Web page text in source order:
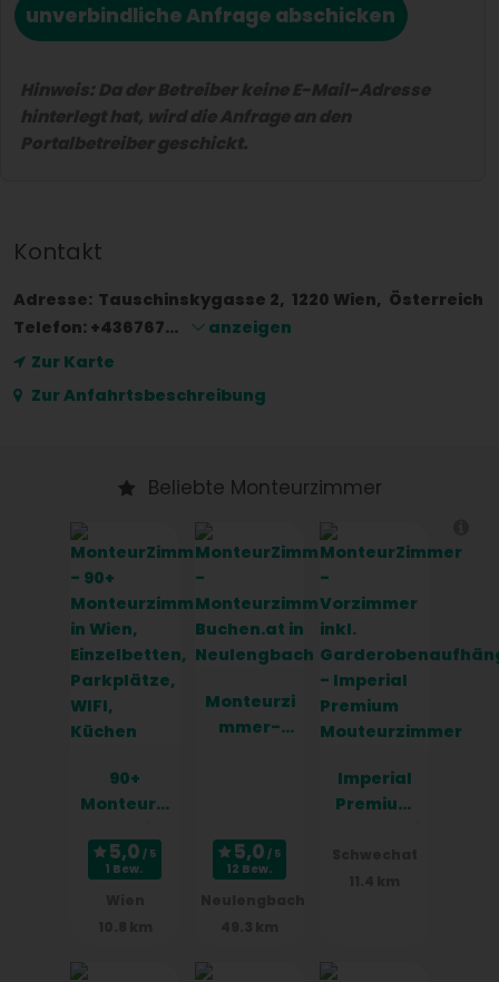
unverbindliche Anfrage abschicken
Hinweis: Da der Betreiber keine E-Mail-Adresse
hinterlegt hat, wird die Anfrage an den
Portalbetreiber geschickt.
Kontakt
Adresse: Tauschinskygasse 2 1220 Wien
Österreich
Telefon: +436767...
anzeigen
Zur Karte
Zur Anfahrtsbeschreibung
Beliebte Monteurzimmer
90+
Monteurzi
Wien,
Einzelbett
1 Bew.
Monteurzi
mmer-
12 Bew.
Imperial
Premium